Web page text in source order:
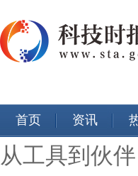
首页 资讯
从工具到伙